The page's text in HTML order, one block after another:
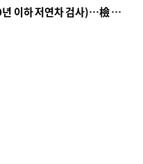
■ 검사 신분 버리고 직급하향(10년 이하 저연차 검사)…檢 중수청행 기피